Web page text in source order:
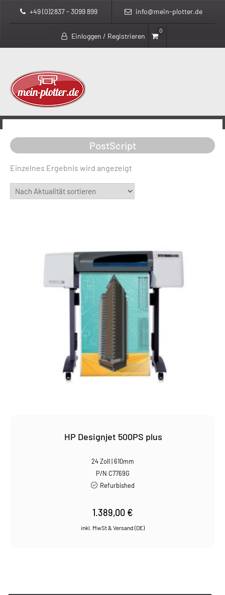
+49 (0)2837 - 3099 899 info@mein-plotter.de
Einloggen / Registrieren
0
> >
PostScript
Einzelnes Ergebnis wird angezeigt
HP Designjet 500PS plus
24 Zoll | 610mm
P/N C7769G
Refurbished
1.389,00 €